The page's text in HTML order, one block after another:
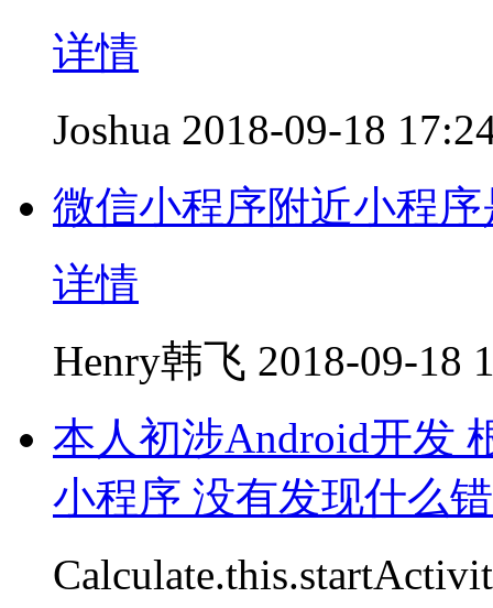
详情
Joshua 2018-09-18
微信小程序附近小程
详情
Henry韩飞 2018-09-18
本人初涉Android开发
小程序 没有发现什么